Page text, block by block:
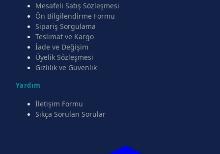
Mesafeli Satış Sözleşmesi
Ön Bilgilendirme Formu
Sipariş Sorgulama
Teslimat ve Kargo
İade ve Değişim
Üyelik Sözleşmesi
Gizlilik ve Güvenlik
Yardım
İletişim Formu
Sıkça Sorulan Sorular